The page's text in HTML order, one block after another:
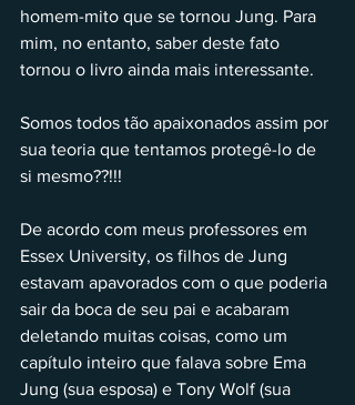
homem-mito que se tornou Jung. Para
mim, no entanto, saber deste fato
tornou o livro ainda mais interessante.
Somos todos tão apaixonados assim por
sua teoria que tentamos protegê-lo de
si mesmo??!!!
De acordo com meus professores em
Essex University, os filhos de Jung
estavam apavorados com o que poderia
sair da boca de seu pai e acabaram
deletando muitas coisas, como um
capítulo inteiro que falava sobre Ema
Jung (sua esposa) e Tony Wolf (sua